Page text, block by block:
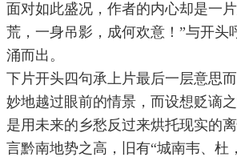
面对如此盛况，作者的内心却是一
荒，一身吊影，成何欢意！”与开头
涌而出。
下片开头四句承上片最后一层意思
妙地越过眼前的情景，而设想贬谪
是用未来的乡愁反过来烘托现实的
言黔南地势之高，旧有“城南韦、杜